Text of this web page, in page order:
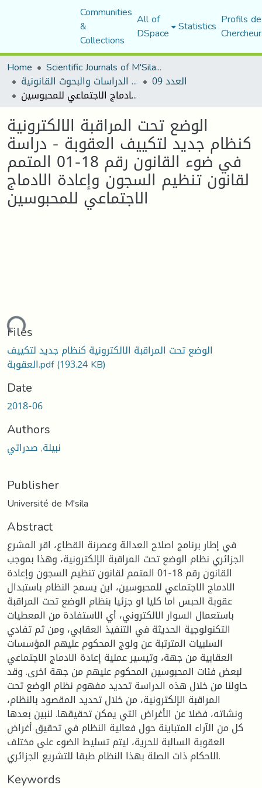
Communities
&
Collections
All of
DSpace Statistics Profils
Home
Scientific Journals of M'Sila University
مجلة الدراسات والبحوث القانونية العدد 09
الوضع تحت المراقبة الالكترونية كنظام جديد لتكييف العقوبة - دراسة في ضوء القانون رقم 18-01 المتمم لقانون تنظيم السجون وإعادة الادماج الاجتماعي للمحبوسين
الوضع تحت المراقبة الالكترونية
كنظام جديد لتكييف العقوبة - دراسة
في ضوء القانون رقم 18-01 المتمم
لقانون تنظيم السجون وإعادة الادماج
الاجتماعي للمحبوسين
Files
الوضع تحت المراقبة الالكترونية كنظام جديد لتكييف
العقوبة.pdf(193.24 KB)
Date
2018-06
Authors
نبيلة, صدراتي
Publisher
Université de M'sila
Abstract
في إطار برنامج اصلاح العدالة وعصرنة القطاع، اقر المشرع
الجزائري نظام الوضع تحت المراقبة الإلكترونية، وهذا بموجب
القانون رقم 18-01 المتمم لقانون تنظيم السجون وإعادة
الادماج الاجتماعي للمحبوسين، اين يسمح النظام باستبدال
عقوبة الحبس اما كليا او جزئيا بنظام الوضع تحت المراقبة
باستعمال السوار الالكتروني، أي الاستفادة من المعطيات
التكنولوجية الحديثة في التنفيذ العقابي، ومن ثم تفادي
السلبيات المترتبة عن ولوج المحكوم عليهم المؤسسات
العقابية من جهة، وتيسير عملية إعادة الادماج الاجتماعي
لبعض فئات المحبوسين المحكوم عليهم من جهة اخرى. وقد
حاولنا من خلال هذه الدراسة تحديد مفهوم نظام الوضع تحت
المراقبة الإلكترونية، من خلال تحديد المقصود بالنظام،
ونشاته، فضلا عن الأغراض التي يمكن تحقيقها. لنبين بعدها
كل من الآراء المتباينة حول فعالية النظام في تحقيق أغراض
العقوبة السالبة للحرية، ليتم تسليط الضوء على مختلف
الاحكام ذات الصلة بهذا النظام طبقا للتشريع الجزائري.
Keywords